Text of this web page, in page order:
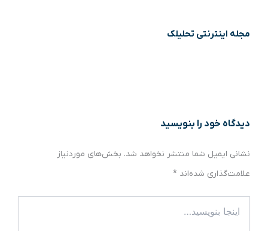
مجله اینترنتی تحلیلک
دیدگاه‌ خود را بنویسید
نشانی ایمیل شما منتشر نخواهد شد. بخش‌های موردنیاز
علامت‌گذاری شده‌اند *
بنویسید…